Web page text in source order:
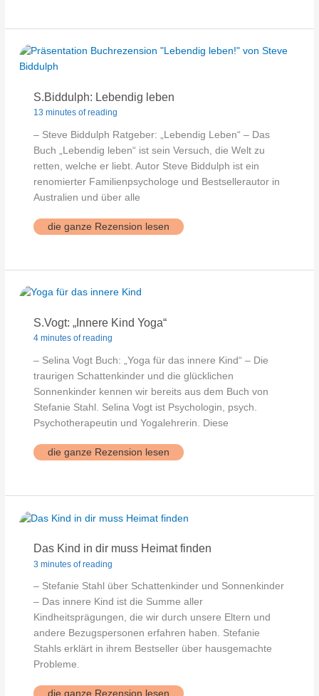
S.Biddulph: Lebendig leben
13 minutes of reading
– Steve Biddulph Ratgeber: „Lebendig Leben“ – Das
Buch „Lebendig leben“ ist sein Versuch, die Welt zu
retten, welche er liebt. Autor Steve Biddulph ist ein
renomierter Familienpsychologe und Bestsellerautor in
Australien und über alle
S.Biddulph:
Lebendig
die ganze Rezension lesen
S.Vogt: „Innere Kind Yoga“
4 minutes of reading
– Selina Vogt Buch: „Yoga für das innere Kind“ – Die
traurigen Schattenkinder und die glücklichen
Sonnenkinder kennen wir bereits aus dem Buch von
Stefanie Stahl. Selina Vogt ist Psychologin, psych.
Psychotherapeutin und Yogalehrerin. Diese
S.Vogt:
„Innere
die ganze Rezension lesen
Das Kind in dir muss Heimat finden
3 minutes of reading
– Stefanie Stahl über Schattenkinder und Sonnenkinder
– Das innere Kind ist die Summe aller
Kindheitsprägungen, die wir durch unsere Eltern und
andere Bezugspersonen erfahren haben. Stefanie
Stahls erklärt in ihrem Bestseller über hausgemachte
Probleme.
Das
die ganze Rezension lesen